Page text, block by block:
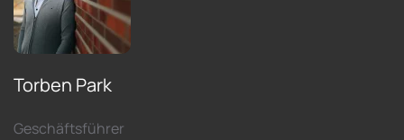
Torben Park
Geschäftsführer